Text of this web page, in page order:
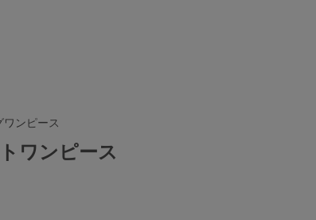
ンピース
ワンピース
、骨格タイ
ブルベ夏/2nd ブ